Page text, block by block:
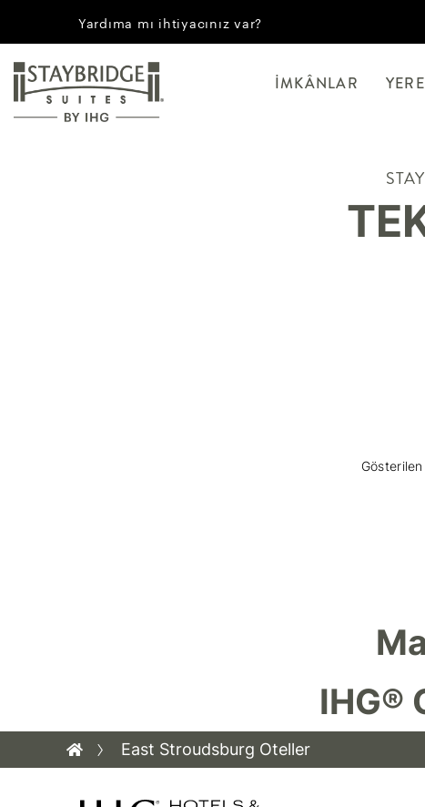
Yardıma mı ihtiyacınız var?
İMKÂNLAR
IHG®
East Stroudsburg Oteller